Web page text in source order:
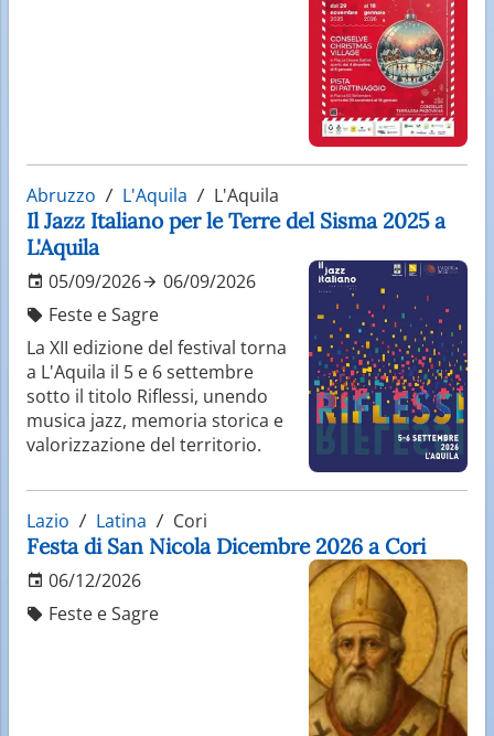
Abruzzo L'Aquila L'Aquila
Il Jazz Italiano per le Terre del Sisma 2025 a
L'Aquila
05/09/2026
06/09/2026
Feste e Sagre
La XII edizione del festival torna
a L'Aquila il 5 e 6 settembre
sotto il titolo Riflessi, unendo
musica jazz, memoria storica e
valorizzazione del territorio.
Lazio Latina Cori
Festa di San Nicola Dicembre 2026 a Cori
06/12/2026
Feste e Sagre